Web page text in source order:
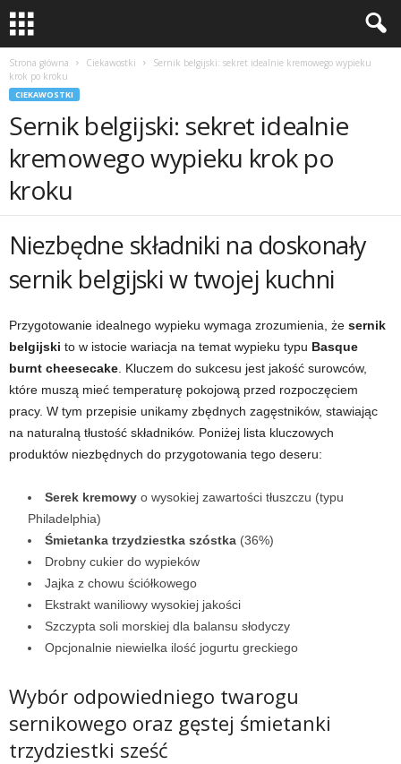
Strona główna Ciekawostki
Sernik belgijski: sekret idealnie kremowego wypieku
krok po kroku
CIEKAWOSTKI
Sernik belgijski: sekret idealnie
kremowego wypieku krok po
kroku
Niezbędne składniki na doskonały
sernik belgijski w twojej kuchni
Przygotowanie idealnego wypieku wymaga zrozumienia, że sernik
belgijski to w istocie wariacja na temat wypieku typu Basque
burnt cheesecake . Kluczem do sukcesu jest jakość surowców,
które muszą mieć temperaturę pokojową przed rozpoczęciem
pracy. W tym przepisie unikamy zbędnych zagęstników, stawiając
na naturalną tłustość składników. Poniżej lista kluczowych
produktów niezbędnych do przygotowania tego deseru:
Serek kremowy o wysokiej zawartości tłuszczu (typu
Philadelphia)
Śmietanka trzydziestka szóstka (36%)
Drobny cukier do wypieków
Jajka z chowu ściółkowego
Ekstrakt waniliowy wysokiej jakości
Szczypta soli morskiej dla balansu słodyczy
Opcjonalnie niewielka ilość jogurtu greckiego
Wybór odpowiedniego twarogu
sernikowego oraz gęstej śmietanki
trzydziestki sześć